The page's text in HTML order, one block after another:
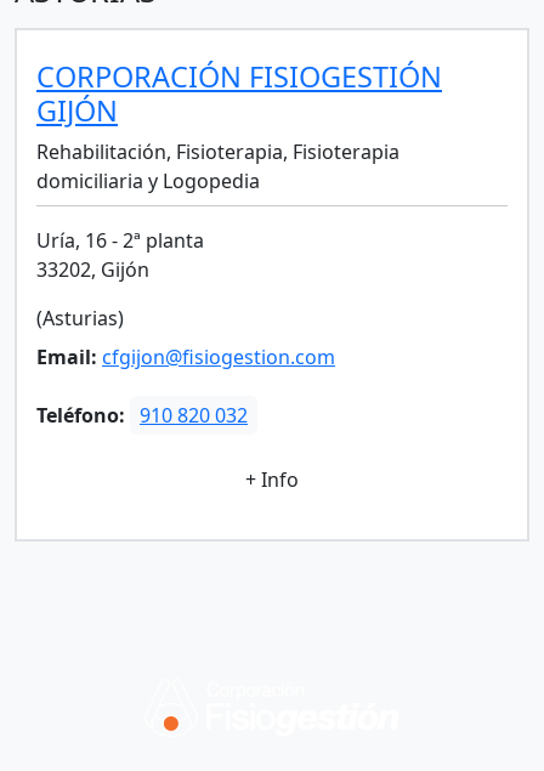
CORPORACIÓN FISIOGESTIÓN
GIJÓN
Rehabilitación, Fisioterapia, Fisioterapia
domiciliaria y Logopedia
Uría, 16 - 2ª planta
33202, Gijón
(Asturias)
Email: cfgijon@fisiogestion.com
Teléfono: 910 820 032
+ Info